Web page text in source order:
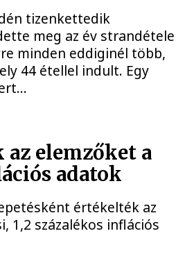
tizenkettedik
meg az év strandétele
minden eddiginél több,
44 étellel indult. Egy
elemzőket a
adatok
értékelték az
1,2 százalékos inflációs